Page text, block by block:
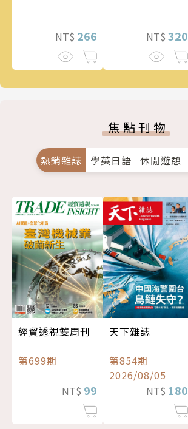
NT$ 266 NT$ 320
焦點刊物
熱銷雜誌 學英日語 休閒遊憩
經貿透視雙周刊
第699期
NT$ 99
天下雜誌
第854期
2026/08/05
NT$ 180